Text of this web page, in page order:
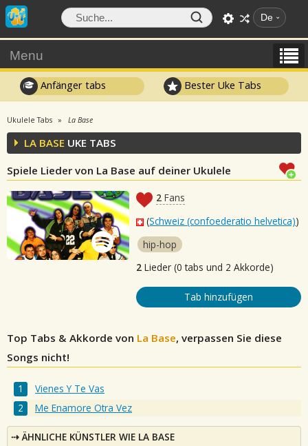
De
Menu
Anfänger tabs Bester Uke Tabs
Ukulele Tabs La Base
LA BASE UKE TABS
Spiele Lieder von La Base auf deiner Ukulele
2 Fans
(Schweiz (confoederatio helvetica))
hip-hop
2 Lieder (0 tabs und 2 Akkorde)
Tab hinzufügen
Top Tabs & Akkorde von La Base, verpassen Sie diese
Songs nicht!
Vienes Y Te Vas
Me Enamore Otra Vez
ÄHNLICHE KÜNSTLER WIE LA BASE